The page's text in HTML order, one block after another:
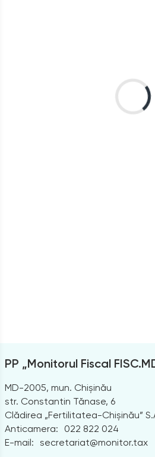
PP „Monitorul Fiscal
MD-2005, mun. Chișinău
str. Constantin Tănase, 6
Clădirea „Fertilitatea-Chișinău”
Anticamera:
022 822 024
E-mail: secretariat@monitor.tax